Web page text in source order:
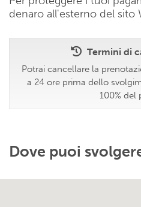
denaro all'esterno del sito
Termini di
Potrai cancellare la
a 24 ore prima dello
100% del
Dove puoi